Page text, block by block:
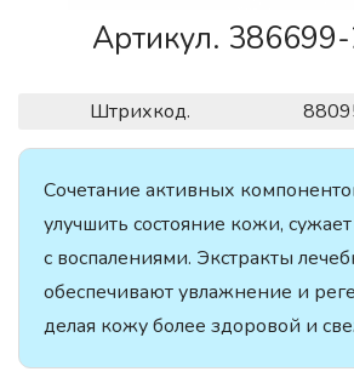
Артикул.
Штрихкод.
Сочетание активных
улучшить состояние кожи,
с воспалениями. Экстракты
обеспечивают увлажнение и
делая кожу более здоровой и